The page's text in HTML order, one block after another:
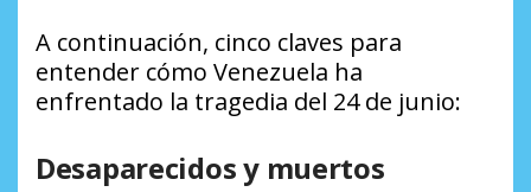
A continuación, cinco claves para
entender cómo Venezuela ha
enfrentado la tragedia del 24 de junio:
Desaparecidos y muertos